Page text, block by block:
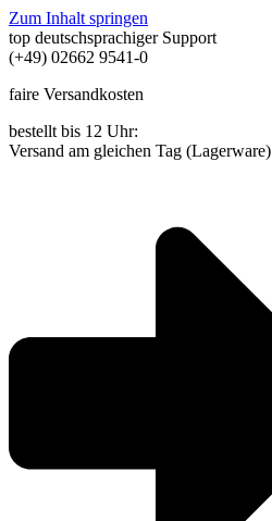
Zum Inhalt springen
top deutschsprachiger Support
(+49) 02662 9541-0
faire Versandkosten
bestellt bis 12 Uhr:
Versand am gleichen Tag (Lagerware)